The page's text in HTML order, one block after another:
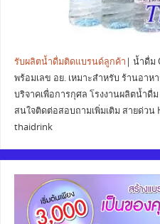
รับผลิตน้ำดื่มติดแบรนด์ลูกค้า | น้ำดื่ม
พร้อมเลข อย. เหมาะสำหรับ ร้านอาห
บริจาคเพื่อการกุศล โรงงานผลิตน้ำดื่
สนใจติดต่อสอบถามเพิ่มเติม สายด่วน
thaidrink